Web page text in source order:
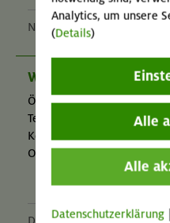
Nichtmitglieder
Weißkugel 3739 m,
Ötztaler Alpen
Technik:
,
Kondition:
OL-26-0495
Analytics, um unsere
(Details)
Alle
Alle
Datenschutzerklärung